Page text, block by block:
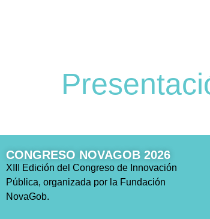
CONGRESO NOVAGOB 2026
XIII Edición del Congreso de Innovación
Pública, organizada por la Fundación
NovaGob.